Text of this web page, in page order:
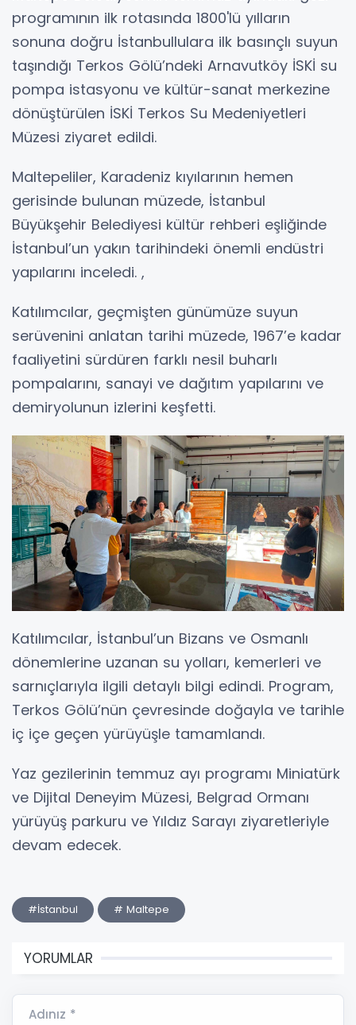
programının ilk rotasında 1800'lü yılların
sonuna doğru İstanbullulara ilk basınçlı suyun
taşındığı Terkos Gölü’ndeki Arnavutköy İSKİ su
pompa istasyonu ve kültür-sanat merkezine
dönüştürülen İSKİ Terkos Su Medeniyetleri
Müzesi ziyaret edildi.
Maltepeliler, Karadeniz kıyılarının hemen
gerisinde bulunan müzede, İstanbul
Büyükşehir Belediyesi kültür rehberi eşliğinde
İstanbul’un yakın tarihindeki önemli endüstri
yapılarını inceledi. ,
Katılımcılar, geçmişten günümüze suyun
serüvenini anlatan tarihi müzede, 1967’e kadar
faaliyetini sürdüren farklı nesil buharlı
pompalarını, sanayi ve dağıtım yapılarını ve
demiryolunun izlerini keşfetti.
Katılımcılar, İstanbul’un Bizans ve Osmanlı
dönemlerine uzanan su yolları, kemerleri ve
sarnıçlarıyla ilgili detaylı bilgi edindi. Program,
Terkos Gölü’nün çevresinde doğayla ve tarihle
iç içe geçen yürüyüşle tamamlandı.
Yaz gezilerinin temmuz ayı programı Miniatürk
ve Dijital Deneyim Müzesi, Belgrad Ormanı
yürüyüş parkuru ve Yıldız Sarayı ziyaretleriyle
devam edecek.
#İstanbul # Maltepe
YORUMLAR
Adınız *